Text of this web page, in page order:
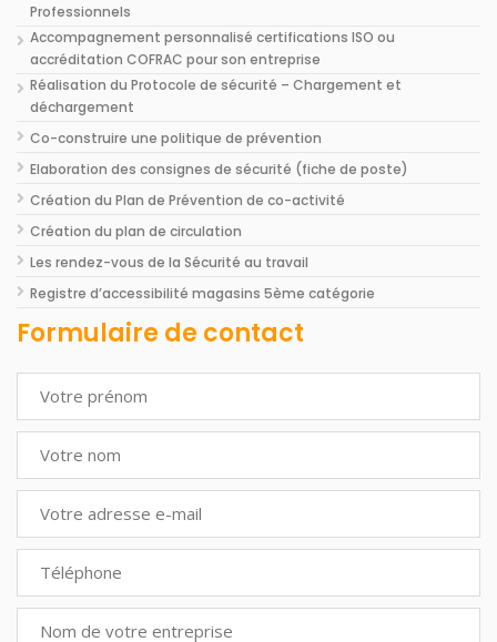
Professionnels
Accompagnement personnalisé certifications ISO ou
accréditation COFRAC pour son entreprise
Réalisation du Protocole de sécurité – Chargement et
déchargement
Co-construire une politique de prévention
Elaboration des consignes de sécurité (fiche de poste)
Création du Plan de Prévention de co-activité
Création du plan de circulation
Les rendez-vous de la Sécurité au travail
Registre d’accessibilité magasins 5ème catégorie
Formulaire de contact